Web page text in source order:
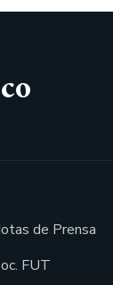
de Prensa
FUT